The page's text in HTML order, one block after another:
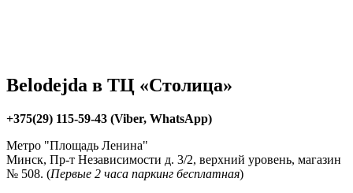
Belodejda в ТЦ «Столица»
+375(29) 115-59-43 (Viber, WhatsApp)
Метро "Площадь Ленина"
Минск, Пр-т Независимости д. 3/2, верхний уровень, магазин
№ 508. (Первые 2 часа паркинг бесплатная)